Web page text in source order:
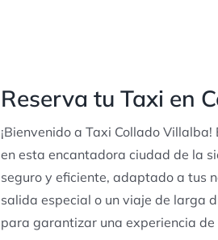
Reserva tu Taxi en
¡Bienvenido a Taxi Collado
en esta encantadora ciudad de la
seguro y eficiente, adaptado a tus
salida especial o un viaje de larga
para garantizar una experiencia de